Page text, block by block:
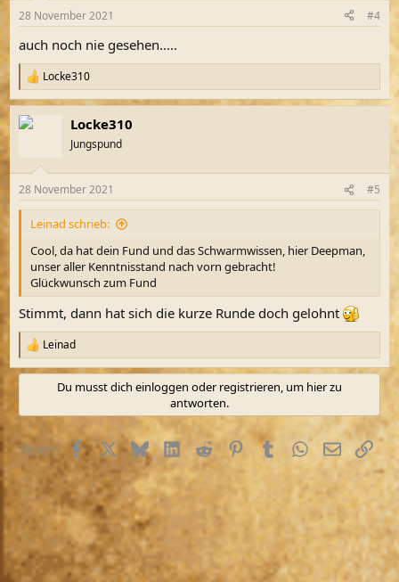
e
:
28 November 2021 #4
auch noch nie gesehen.....
R
e
a
k
e
n
Locke310
Locke310
Jungspund
28 November 2021 #5
Leinad schrieb:
Cool, da hat dein Fund und das Schwarmwissen, hier Deepman,
unser aller Kenntnisstand nach vorn gebracht!
Glückwunsch zum Fund
Stimmt, dann hat sich die kurze Runde doch gelohnt
R
e
a
i
o
n
Leinad
Du musst dich einloggen oder registrieren, um hier zu
antworten.
Teilen: FacebookX (Twitter)
BlueskyLinkedIn
Reddit PinterestTumblrWhatsApp
E-MailLink